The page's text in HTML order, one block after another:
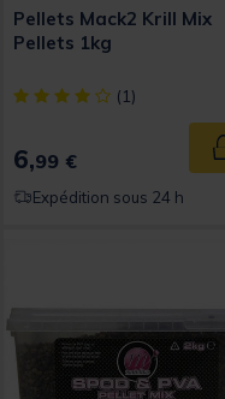
Pellets Mack2 Krill Mix
Pellets 1kg
[object Object] out of 5
(1)
6,99 €
Expédition sous 24 h